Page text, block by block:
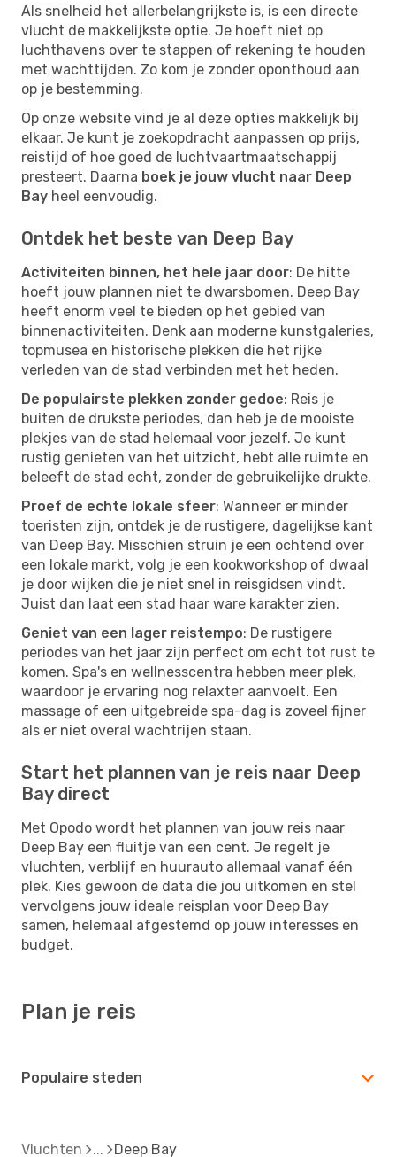
Als snelheid het allerbelangrijkste is, is een directe
vlucht de makkelijkste optie. Je hoeft niet op
luchthavens over te stappen of rekening te houden
met wachttijden. Zo kom je zonder oponthoud aan
op je bestemming.
Op onze website vind je al deze opties makkelijk bij
elkaar. Je kunt je zoekopdracht aanpassen op prijs,
reistijd of hoe goed de luchtvaartmaatschappij
presteert. Daarna boek je jouw vlucht naar Deep
Bay heel eenvoudig.
Ontdek het beste van Deep Bay
Activiteiten binnen, het hele jaar door: De hitte
hoeft jouw plannen niet te dwarsbomen. Deep Bay
heeft enorm veel te bieden op het gebied van
binnenactiviteiten. Denk aan moderne kunstgaleries,
topmusea en historische plekken die het rijke
verleden van de stad verbinden met het heden.
De populairste plekken zonder gedoe: Reis je
buiten de drukste periodes, dan heb je de mooiste
plekjes van de stad helemaal voor jezelf. Je kunt
rustig genieten van het uitzicht, hebt alle ruimte en
beleeft de stad echt, zonder de gebruikelijke drukte.
Proef de echte lokale sfeer: Wanneer er minder
toeristen zijn, ontdek je de rustigere, dagelijkse kant
van Deep Bay. Misschien struin je een ochtend over
een lokale markt, volg je een kookworkshop of dwaal
je door wijken die je niet snel in reisgidsen vindt.
Juist dan laat een stad haar ware karakter zien.
Geniet van een lager reistempo: De rustigere
periodes van het jaar zijn perfect om echt tot rust te
komen. Spa's en wellnesscentra hebben meer plek,
waardoor je ervaring nog relaxter aanvoelt. Een
massage of een uitgebreide spa-dag is zoveel fijner
als er niet overal wachtrijen staan.
Start het plannen van je reis naar Deep
Bay direct
Met Opodo wordt het plannen van jouw reis naar
Deep Bay een fluitje van een cent. Je regelt je
vluchten, verblijf en huurauto allemaal vanaf één
plek. Kies gewoon de data die jou uitkomen en stel
vervolgens jouw ideale reisplan voor Deep Bay
samen, helemaal afgestemd op jouw interesses en
budget.
Plan je reis
Populaire steden
Vluchten Deep Bay